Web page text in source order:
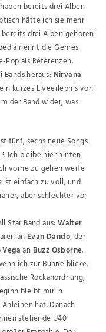
bereits drei Alben
hätte ich sie mehr
drei Alben gehören
nennt die Genres
Pop als Referenzen.
heraus: Nirvana
kurzes Liveerlebnis von
der Band wider, was
fünf, sechs neue Songs
Ich bleibe hier hinten
vorne zu gehen werfe
ist einfach zu voll, und
aber schlechter vor
Star Band aus:Walter
an Evan Dando, der
an Buzz Osborne.
ich zur Bühne blicke.
Rockanordnung,
bleibt mir in
Anleihen hat. Danach
stehende Ü40